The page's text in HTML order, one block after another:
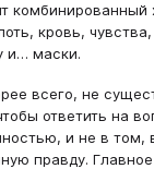
комбинированный
кровь,
и… маски.
всего, не
ответить на
и не в том,
правду.